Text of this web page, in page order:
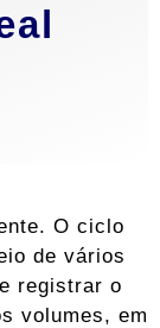
O ciclo
de vários
registrar o
volumes, em